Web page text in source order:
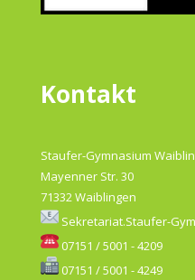
Kontakt
Staufer-Gymnasium
Mayenner Str. 30
71332 Waiblingen
Sekretariat.Staufer-
07151 / 5001 - 4209
07151 / 5001 - 4249